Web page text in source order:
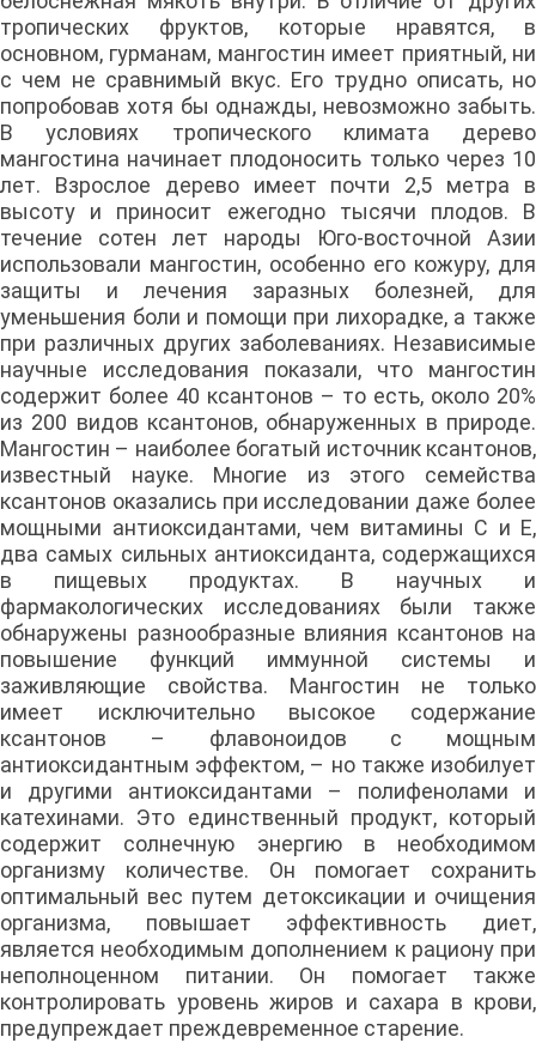
тропических фруктов, которые нравятся, в
основном, гурманам, мангостин имеет приятный, ни
с чем не сравнимый вкус. Его трудно описать, но
попробовав хотя бы однажды, невозможно забыть.
В условиях тропического климата дерево
мангостина начинает плодоносить только через 10
лет. Взрослое дерево имеет почти 2,5 метра в
высоту и приносит ежегодно тысячи плодов. В
течение сотен лет народы Юго-восточной Азии
использовали мангостин, особенно его кожуру, для
защиты и лечения заразных болезней, для
уменьшения боли и помощи при лихорадке, а также
при различных других заболеваниях. Независимые
научные исследования показали, что мангостин
содержит более 40 ксантонов – то есть, около 20%
из 200 видов ксантонов, обнаруженных в природе.
Мангостин – наиболее богатый источник ксантонов,
известный науке. Многие из этого семейства
ксантонов оказались при исследовании даже более
мощными антиоксидантами, чем витамины C и E,
два самых сильных антиоксиданта, содержащихся
в пищевых продуктах. В научных и
фармакологических исследованиях были также
обнаружены разнообразные влияния ксантонов на
повышение функций иммунной системы и
заживляющие свойства. Мангостин не только
имеет исключительно высокое содержание
ксантонов – флавоноидов с мощным
антиоксидантным эффектом, – но также изобилует
и другими антиоксидантами – полифенолами и
катехинами. Это единственный продукт, который
содержит солнечную энергию в необходимом
организму количестве. Он помогает сохранить
оптимальный вес путем детоксикации и очищения
организма, повышает эффективность диет,
является необходимым дополнением к рациону при
неполноценном питании. Он помогает также
контролировать уровень жиров и сахара в крови,
предупреждает преждевременное старение.